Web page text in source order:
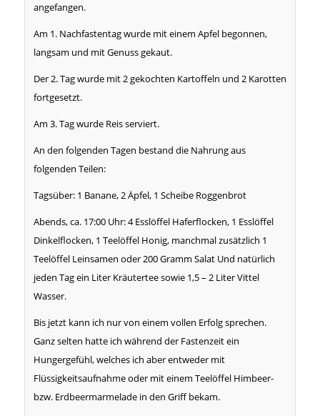
angefangen.
Am 1. Nachfastentag wurde mit einem Apfel begonnen,
langsam und mit Genuss gekaut.
Der 2. Tag wurde mit 2 gekochten Kartoffeln und 2 Karotten
fortgesetzt.
Am 3. Tag wurde Reis serviert.
An den folgenden Tagen bestand die Nahrung aus
folgenden Teilen:
Tagsüber: 1 Banane, 2 Äpfel, 1 Scheibe Roggenbrot
Abends, ca. 17:00 Uhr: 4 Esslöffel Haferflocken, 1 Esslöffel
Dinkelflocken, 1 Teelöffel Honig, manchmal zusätzlich 1
Teelöffel Leinsamen oder 200 Gramm Salat Und natürlich
jeden Tag ein Liter Kräutertee sowie 1,5 – 2 Liter Vittel
Wasser.
Bis jetzt kann ich nur von einem vollen Erfolg sprechen.
Ganz selten hatte ich während der Fastenzeit ein
Hungergefühl, welches ich aber entweder mit
Flüssigkeitsaufnahme oder mit einem Teelöffel Himbeer-
bzw. Erdbeermarmelade in den Griff bekam.